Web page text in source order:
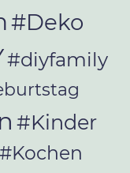
#Deko
#diyfamily
#Kinder
#Kochen